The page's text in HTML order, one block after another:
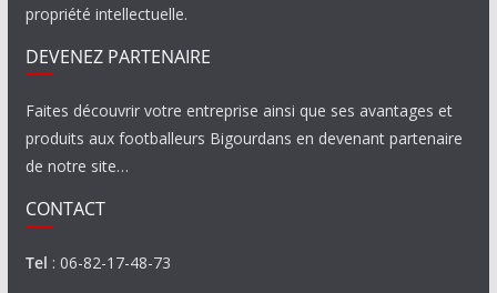
propriété intellectuelle.
DEVENEZ PARTENAIRE
Faites découvrir votre entreprise ainsi que ses avantages et
produits aux footballeurs Bigourdans en devenant partenaire
de notre site…
CONTACT
Tel : 06-82-17-48-73